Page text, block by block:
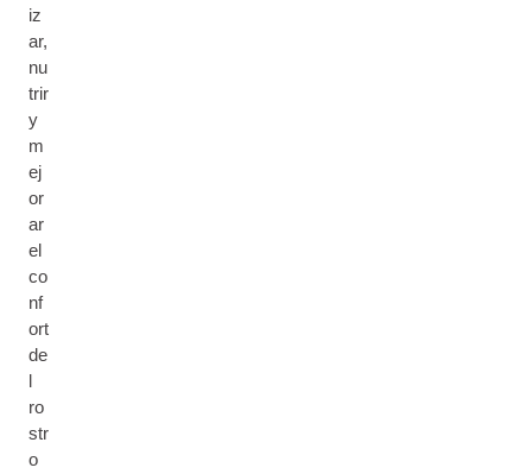
iz
ar,
nu
trir
y
m
ej
or
ar
el
co
nf
ort
de
l
ro
str
o